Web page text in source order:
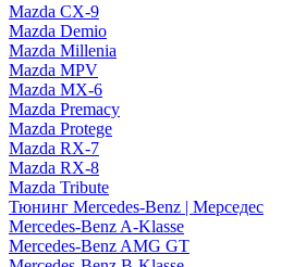
Mazda CX-9
Mazda Demio
Mazda Millenia
Mazda MPV
Mazda MX-6
Mazda Premacy
Mazda Protege
Mazda RX-7
Mazda RX-8
Mazda Tribute
Тюнинг Mercedes-Benz | Мерседес
Mercedes-Benz A-Klasse
Mercedes-Benz AMG GT